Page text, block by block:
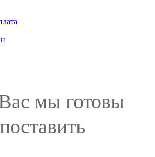
мы готовы
поставить